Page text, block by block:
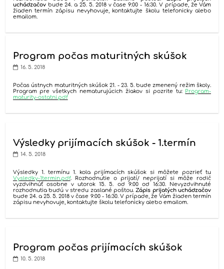
uchádzačov bude 24. a 25. 5. 2018 v čase 9:00 - 16:30. V prípade, že Vám
žiaden termín zápisu nevyhovuje, kontaktujte školu telefonicky alebo
emailom.
Program počas maturitných skúšok
16. 5. 2018
Počas ústnych maturitných skúšok 21. - 23. 5. bude zmenený režim školy.
Program pre všetkych nematurujúcich žiakov si pozrite tu:
Program-
maturity-ostatni.pdf
Výsledky prijímacích skúšok - 1.termín
14. 5. 2018
Výsledky 1. termínu 1. kola prijímacích skúšok si môžete pozrieť tu
Vysledky-1termin.pdf. Rozhodnutie o prijatí/ neprijatí si môže rodič
vyzdvihnúť osobne v utorok 15. 5. od 9:00 od 16:30. Nevyzdvihnuté
rozhodnutia budú v stredu zaslané poštou.Zápis prijatých uchádzačov
bude 24. a 25. 5. 2018 v čase 9:00 - 16:30. V prípade, že Vám žiaden termín
zápisu nevyhovuje, kontaktujte školu telefonicky alebo emailom.
Program počas prijímacích skúšok
10. 5. 2018